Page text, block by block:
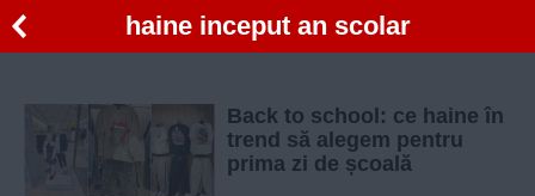
haine inceput an scolar
Back to school: ce haine în
trend să alegem pentru
prima zi de școală